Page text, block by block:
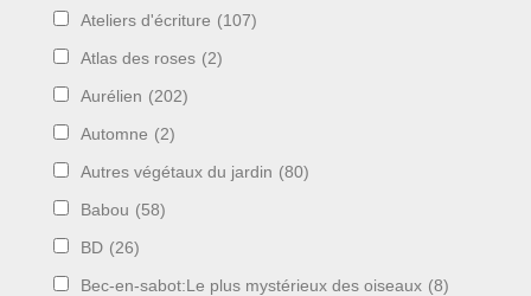
Ateliers d'écriture (107)
Atlas des roses (2)
Aurélien (202)
Automne (2)
Autres végétaux du jardin (80)
Babou (58)
BD (26)
Bec-en-sabot:Le plus mystérieux des oiseaux (8)